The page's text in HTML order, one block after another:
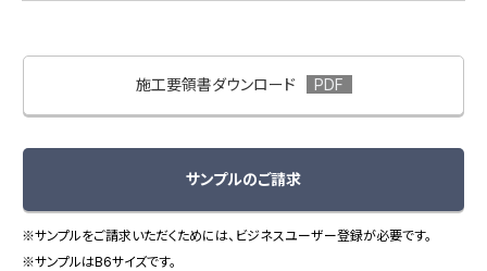
施工要領書ダウンロード
サンプルのご請求
※サンプルをご請求いただくためには、ビジネスユーザー登録が必要です。
※サンプルはB6サイズです。